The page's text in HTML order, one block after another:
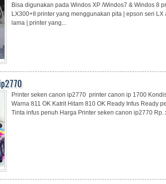
Bisa digunakan pada Windos XP /Windos7 & Windos 8
LX300+II printer yang menggunakan pita | epson seri LX
lama | printer yang...
Printer seken canon ip2770 printer canon ip 1700
Warna 811 OK Katrit Hitam 810 OK Ready Infus Ready
Tinta infus penuh Harga Printer seken canon ip2770 Rp.